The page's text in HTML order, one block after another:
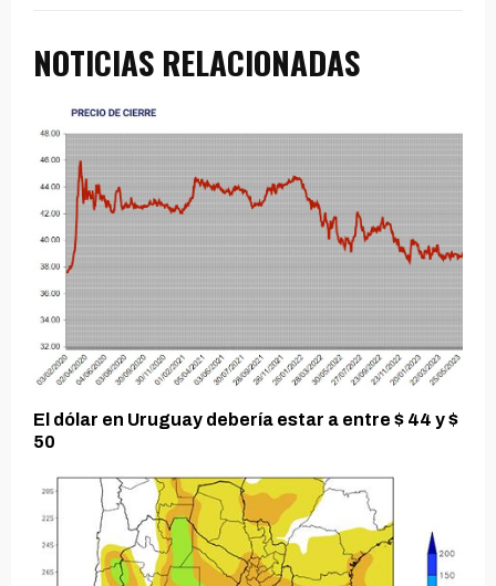
NOTICIAS RELACIONADAS
El dólar en Uruguay debería estar a entre $ 44 y $
50